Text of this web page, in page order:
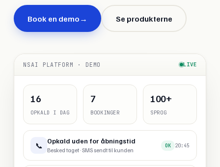
Book en demo → Se produkterne
NSAI PLATFORM · DEMO LIVE
16
OPKALD I DAG
8
BOOKINGER
100+
SPROG
📅 Ombooking klaret
Kunden flyttede selv til fredag
AI 20:45